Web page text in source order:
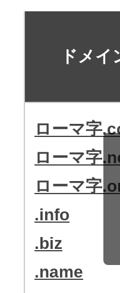
440万枚以上
SSL証明書
ブランド保護
ドメイン
その他
全Officeアプ
API
Contact us
バナー・テ
アフィリ
ドメイ
ローマ字
ローマ字
ローマ字
.info
.biz
.name